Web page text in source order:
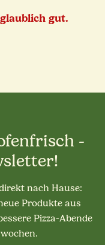
gut.
-
nach Hause:
Produkte aus
Pizza-Abende